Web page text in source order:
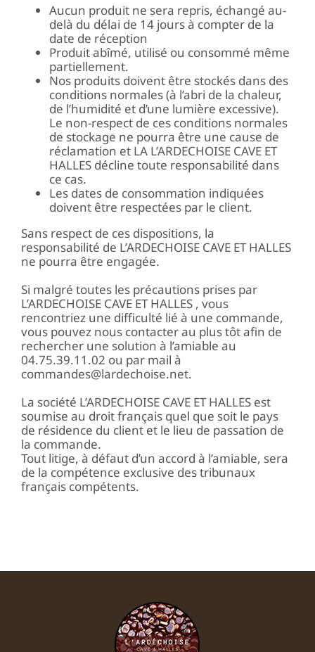
Aucun produit ne sera repris, échangé au-
delà du délai de 14 jours à compter de la
date de réception
Produit abîmé, utilisé ou consommé même
partiellement.
Nos produits doivent être stockés dans des
conditions normales (à l’abri de la chaleur,
de l’humidité et d’une lumière excessive).
Le non-respect de ces conditions normales
de stockage ne pourra être une cause de
réclamation et LA L’ARDECHOISE CAVE ET
HALLES décline toute responsabilité dans
ce cas.
Les dates de consommation indiquées
doivent être respectées par le client.
Sans respect de ces dispositions, la
responsabilité de L’ARDECHOISE CAVE ET HALLES
ne pourra être engagée.
Si malgré toutes les précautions prises par
L’ARDECHOISE CAVE ET HALLES , vous
rencontriez une difficulté lié à une commande,
vous pouvez nous contacter au plus tôt afin de
rechercher une solution à l’amiable au
04.75.39.11.02 ou par mail à
commandes@lardechoise.net.
La société L’ARDECHOISE CAVE ET HALLES est
soumise au droit français quel que soit le pays
de résidence du client et le lieu de passation de
la commande.
Tout litige, à défaut d’un accord à l’amiable, sera
de la compétence exclusive des tribunaux
français compétents.